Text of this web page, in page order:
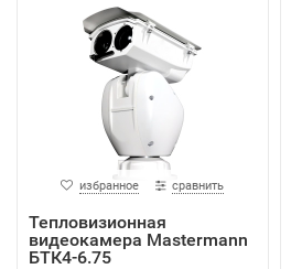
избранное сравнить
Тепловизионная
видеокамера Mastermann
БТК4-6.75